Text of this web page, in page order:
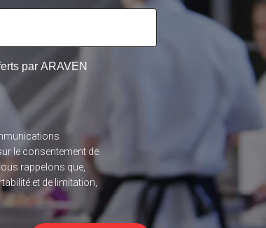
par ARAVEN
le consentement de
rappelons que,
et de limitation,